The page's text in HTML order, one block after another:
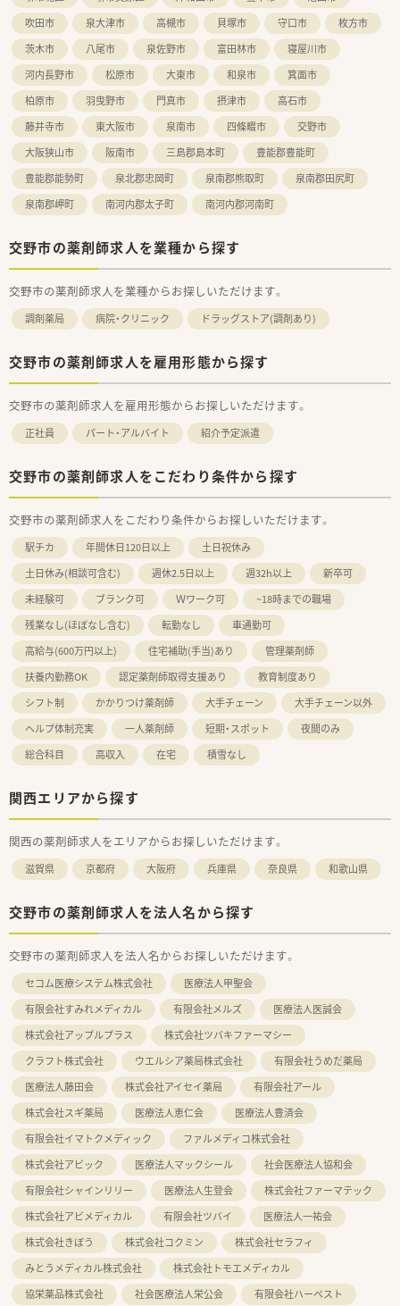
吹田市
泉大津市 高槻市 貝塚市 守口市
枚方市
茨木市
八尾市 泉佐野市 富田林市
寝屋川市
河内長野市
松原市 大東市 和泉市
箕面市
柏原市
羽曳野市 門真市 摂津市
高石市
藤井寺市
東大阪市 泉南市 四條畷市
交野市
大阪狭山市
阪南市 三島郡島本町
豊能郡豊能町
豊能郡能勢町
泉北郡忠岡町 泉南郡熊取町
泉南郡田尻町
泉南郡岬町
南河内郡太子町 南河内郡河南町
交野市の薬剤師求人を業種から探す
交野市の薬剤師求人を業種からお探しいただけます。
調剤薬局 病院・クリニック ドラッグストア(調剤あり)
交野市の薬剤師求人を雇用形態から探す
交野市の薬剤師求人を雇用形態からお探しいただけます。
正社員 パート・アルバイト 紹介予定派遣
交野市の薬剤師求人をこだわり条件から探す
交野市の薬剤師求人をこだわり条件からお探しいただけます。
駅チカ 年間休日120日以上
土日祝休み
土日休み(相談可含む)
週休2.5日以上 週32h以上
新卒可
未経験可
ブランク可 Ｗワーク可
~18時までの職場
残業なし(ほぼなし含む)
転勤なし
車通勤可
高給与(600万円以上)
住宅補助(手当)あり
管理薬剤師
扶養内勤務OK
認定薬剤師取得支援あり
教育制度あり
シフト制
かかりつけ薬剤師 大手チェーン
大手チェーン以外
ヘルプ体制充実
一人薬剤師 短期・スポット
夜間のみ
総合科目
高収入 在宅 積雪なし
関西エリアから探す
関西の薬剤師求人をエリアからお探しいただけます。
滋賀県 京都府 大阪府 兵庫県 奈良県 和歌山県
交野市の薬剤師求人を法人名から探す
交野市の薬剤師求人を法人名からお探しいただけます。
セコム医療システム株式会社
医療法人甲聖会
有限会社すみれメディカル
有限会社メルズ
医療法人医誠会
株式会社アップルプラス
株式会社ツバキファーマシー
クラフト株式会社
ウエルシア薬局株式会社
有限会社うめだ薬局
医療法人藤田会
株式会社アイセイ薬局
有限会社アール
株式会社スギ薬局
医療法人恵仁会
医療法人豊済会
有限会社イマトクメディック
ファルメディコ株式会社
株式会社アビック
医療法人マックシール
社会医療法人協和会
有限会社シャインリリー
医療法人生登会
株式会社ファーマテック
株式会社アビメディカル
有限会社ツバイ
医療法人一祐会
株式会社きぼう
株式会社コクミン
株式会社セラフィ
みとうメディカル株式会社
株式会社トモエメディカル
協栄薬品株式会社
社会医療法人栄公会
有限会社ハーベスト